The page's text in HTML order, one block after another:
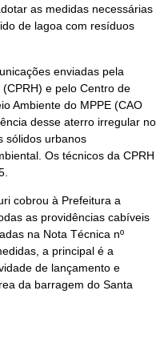
as medidas necessárias
de lagoa com resíduos
enviadas pela
e pelo Centro de
Ambiente do MPPE (CAO
desse aterro irregular no
sólidos urbanos
Os técnicos da CPRH
cobrou à Prefeitura a
as providências cabíveis
na Nota Técnica nº
a principal é a
de lançamento e
da barragem do Santa